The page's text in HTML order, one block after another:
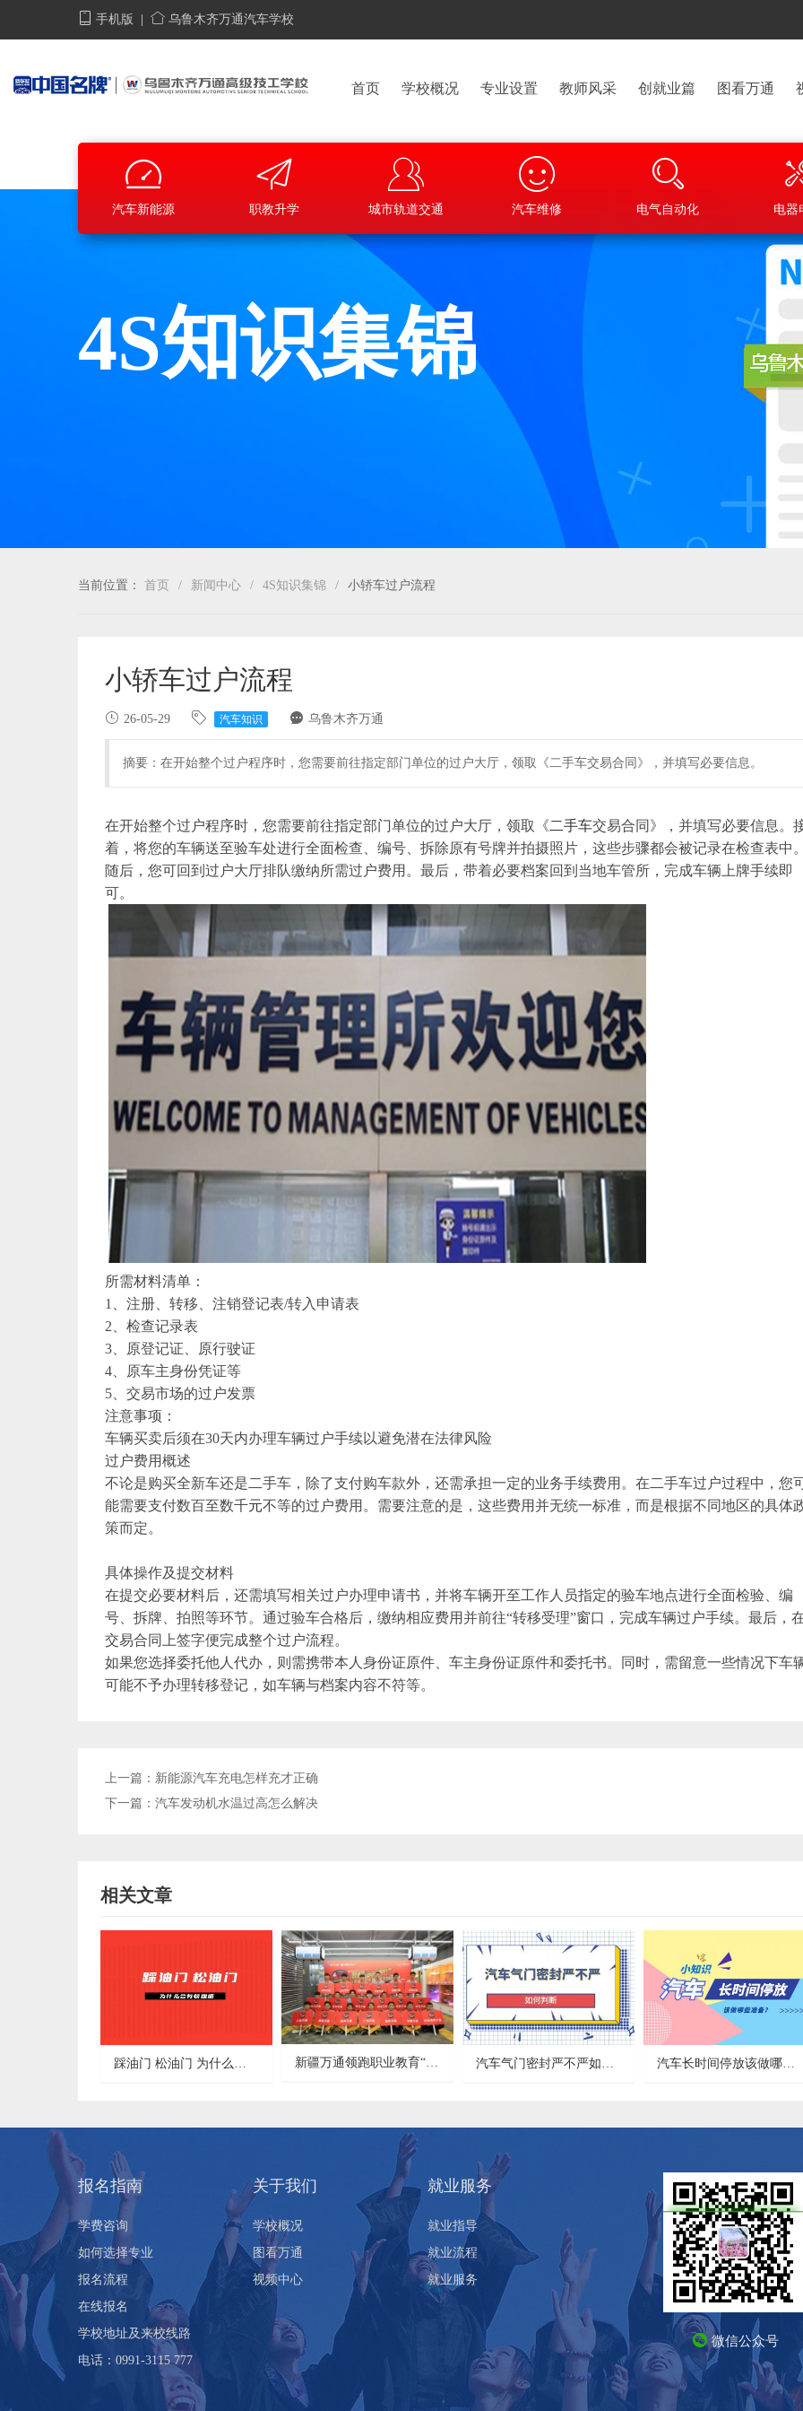
手机版 乌鲁木齐万通汽车学校
首页 学校概况 专业设置 教师风采 创就业篇 图看万通
汽车新能源 职教升学 城市轨道交通 汽车维修 电气自动化 电器
4S知识集锦
当前位置： 首页 / 新闻中心 / 4S知识集锦 / 小轿车过户流程
小轿车过户流程
26-05-29 汽车知识 乌鲁木齐万通
摘要：在开始整个过户程序时，您需要前往指定部门单位的过户大厅，领取《二手车交易合同》，并填写必要信息。
在开始整个过户程序时，您需要前往指定部门单位的过户大厅，领取《二手车交易合同》，并填写必要信息。
着，将您的车辆送至验车处进行全面检查、编号、拆除原有号牌并拍摄照片，这些步骤都会被记录在检查表中
随后，您可回到过户大厅排队缴纳所需过户费用。最后，带着必要档案回到当地车管所，完成车辆上牌手续即
可。
所需材料清单：
1、注册、转移、注销登记表/转入申请表
2、检查记录表
3、原登记证、原行驶证
4、原车主身份凭证等
5、交易市场的过户发票
注意事项：
车辆买卖后须在30天内办理车辆过户手续以避免潜在法律风险
过户费用概述
不论是购买全新车还是二手车，除了支付购车款外，还需承担一定的业务手续费用。在二手车过户过程中，您
能需要支付数百至数千元不等的过户费用。需要注意的是，这些费用并无统一标准，而是根据不同地区的具体
策而定。
具体操作及提交材料
在提交必要材料后，还需填写相关过户办理申请书，并将车辆开至工作人员指定的验车地点进行全面检验、编
号、拆牌、拍照等环节。通过验车合格后，缴纳相应费用并前往“转移受理”窗口，完成车辆过户手续。最后，
交易合同上签字便完成整个过户流程。
如果您选择委托他人代办，则需携带本人身份证原件、车主身份证原件和委托书。同时，需留意一些情况下车
可能不予办理转移登记，如车辆与档案内容不符等。
上一篇： 新能源汽车充电怎样充才正确
下一篇： 汽车发动机水温过高怎么解决
相关文章
新疆万通领跑职业教育“走出去”，2018直通法拉利 汽车长时间停放该做哪些准备
报名指南
学费咨询
如何选择专业
报名流程
在线报名
学校地址及来校线路
电话：0991-3115 777
关于我们
学校概况
图看万通
视频中心
就业服务
就业指导
就业流程
就业服务
微信公众号